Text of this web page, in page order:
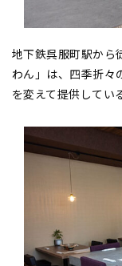
地下鉄呉服町駅から
わん」は、四季折々
を変えて提供してい